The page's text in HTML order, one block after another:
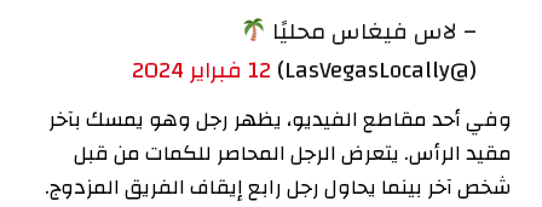
– لاس فيغاس محليًا
(@LasVegasLocally)
12 فبراير 2024
وفي أحد مقاطع الفيديو، يظهر رجل وهو يمسك بآخر
مقيد الرأس. يتعرض الرجل المحاصر للكمات من قبل
شخص آخر بينما يحاول رجل رابع إيقاف الفريق المزدوج.